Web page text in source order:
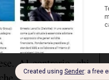
delle case,
La crisi cinese ha
stranieri
causa della bolla
Al contrario, chi